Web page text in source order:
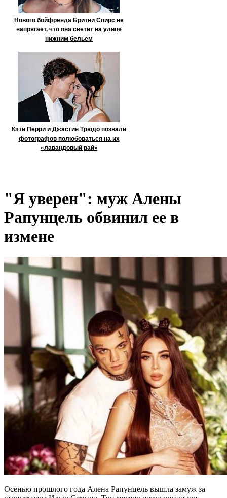
Нового бойфренда Бритни Спирс не
напрягает, что она светит на улице
нижним бельем
Кэти Перри и Джастин Трюдо позвали
фотографов полюбоваться на их
«лавандовый рай»
"Я уверен": муж Алены
Рапунцель обвинил ее в
измене
Осенью прошлого года Алена Рапунцель вышла замуж за